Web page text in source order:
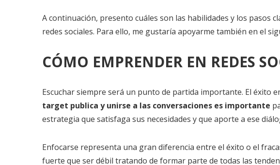
A continuación, presento cuáles son las habilidades y los pasos
redes sociales. Para ello, me gustaría apoyarme también en el
CÓMO EMPRENDER EN REDES
Escuchar siempre será un punto de partida importante. El éxito
target publica y unirse a las conversaciones es importante
estrategia que satisfaga sus necesidades y que aporte a ese
Enfocarse representa una gran diferencia entre el éxito o el
fuerte que ser débil tratando de formar parte de todas las